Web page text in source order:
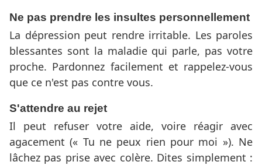
Ne pas prendre les insultes personnellement
La dépression peut rendre irritable. Les paroles
blessantes sont la maladie qui parle, pas votre
proche. Pardonnez facilement et rappelez-vous
que ce n'est pas contre vous.
S'attendre au rejet
Il peut refuser votre aide, voire réagir avec
agacement (« Tu ne peux rien pour moi »). Ne
lâchez pas prise avec colère. Dites simplement :